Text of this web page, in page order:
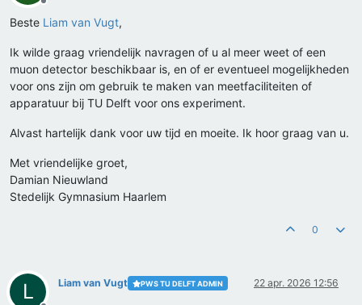
Offline
Beste Liam van Vugt,
Ik wilde graag vriendelijk navragen of u al meer weet of een
muon detector beschikbaar is, en of er eventueel mogelijkheden
voor ons zijn om gebruik te maken van meetfaciliteiten of
apparatuur bij TU Delft voor ons experiment.
Alvast hartelijk dank voor uw tijd en moeite. Ik hoor graag van u.
Met vriendelijke groet,
Damian Nieuwland
Stedelijk Gymnasium Haarlem
0
L Liam van Vugt PWS TU DELFT ADMIN 22 apr. 2026 12:56